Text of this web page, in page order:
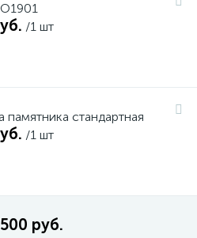
/1 шт
памятника стандартная
/1 шт
руб.